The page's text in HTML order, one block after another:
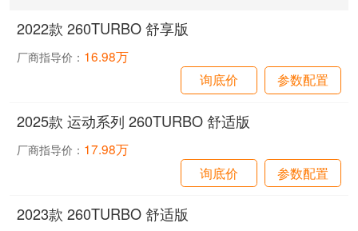
2022款 260TURBO 舒享版
厂商指导价： 16.98万
询底价
参数配置
2025款 运动系列 260TURBO 舒适版
厂商指导价： 17.98万
询底价
参数配置
2023款 260TURBO 舒适版